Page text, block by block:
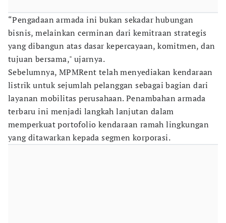
“Pengadaan armada ini bukan sekadar hubungan
bisnis, melainkan cerminan dari kemitraan strategis
yang dibangun atas dasar kepercayaan, komitmen, dan
tujuan bersama," ujarnya.
Sebelumnya, MPMRent telah menyediakan kendaraan
listrik untuk sejumlah pelanggan sebagai bagian dari
layanan mobilitas perusahaan. Penambahan armada
terbaru ini menjadi langkah lanjutan dalam
memperkuat portofolio kendaraan ramah lingkungan
yang ditawarkan kepada segmen korporasi.